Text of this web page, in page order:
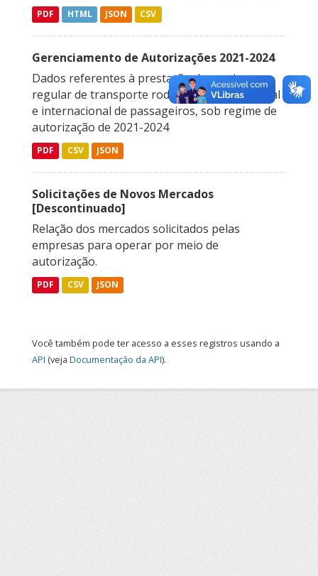
PDF HTML JSON CSV
Gerenciamento de Autorizações 2021-2024
Dados referentes à prestação do serviço
regular de transporte rodoviário interestadual
e internacional de passageiros, sob regime de
autorização de 2021-2024
PDF CSV JSON
Solicitações de Novos Mercados
[Descontinuado]
Relação dos mercados solicitados pelas
empresas para operar por meio de
autorização.
PDF CSV JSON
Você também pode ter acesso a esses registros usando a
API (veja Documentação da API).